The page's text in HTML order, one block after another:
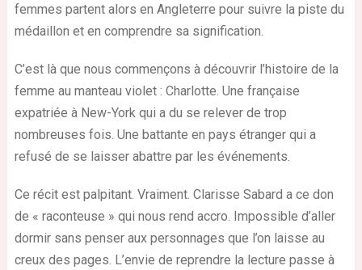
femmes partent alors en Angleterre pour suivre la piste du
médaillon et en comprendre sa signification.
C’est là que nous commençons à découvrir l’histoire de la
femme au manteau violet : Charlotte. Une française
expatriée à New-York qui a du se relever de trop
nombreuses fois. Une battante en pays étranger qui a
refusé de se laisser abattre par les événements.
Ce récit est palpitant. Vraiment. Clarisse Sabard a ce don
de « raconteuse » qui nous rend accro. Impossible d’aller
dormir sans penser aux personnages que l’on laisse au
creux des pages. L’envie de reprendre la lecture passe à